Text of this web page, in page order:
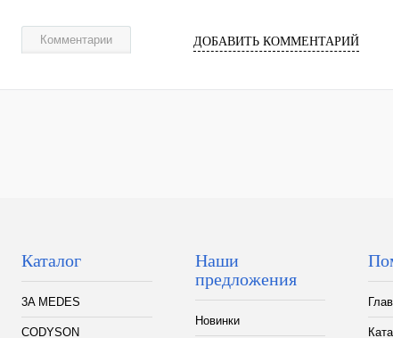
Комментарии ДОБАВИТЬ КОММЕНТАРИЙ
Каталог
3A MEDES
CODYSON
Наши
предложения
Новинки